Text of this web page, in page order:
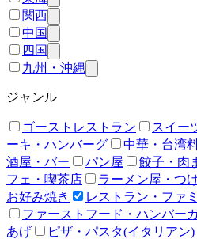
関西
中国
四国
九州・沖縄
ジャンル
ゴーストレストラン スイー
ーキ・ハンバーグ
中華・台湾
酒屋・バー
パン屋 餃子・肉
フェ・喫茶店
ラーメン屋・つ
お好み焼き
レストラン・ファ
ファーストフード・ハンバー
あげ
ピザ・パスタ(イタリアン)